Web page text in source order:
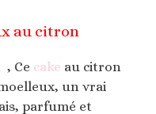
au citron
, Ce cake au citron
un vrai
parfumé et